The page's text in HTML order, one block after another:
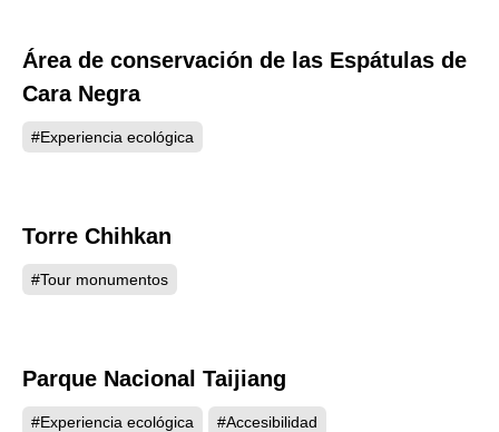
eliminar el cansancio y abrir el espíritu.
4330
Área de conservación de las Espátulas de
Cara Negra
#Experiencia ecológica
Torre Chihkan
#Tour monumentos
Parque Nacional Taijiang
#Experiencia ecológica #Accesibilidad